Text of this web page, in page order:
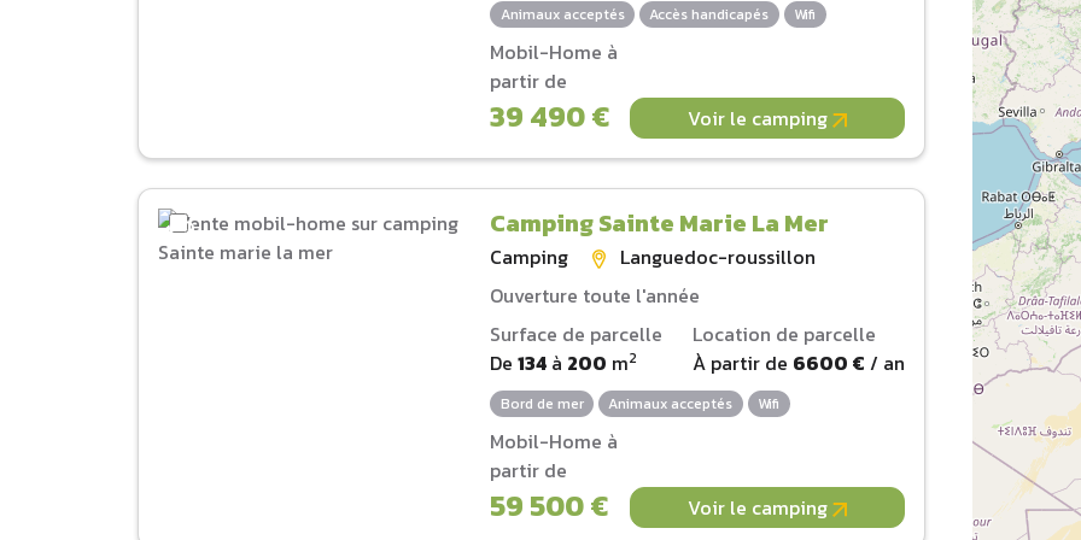
Animaux acceptés Accès handicapés Wifi
Mobil-Home à
partir de
39 490 € Voir le camping
Camping Sainte Marie La Mer
Camping
Languedoc-roussillon
Ouverture toute l'année
Surface de parcelle
De134 à 200 m2
Location de parcelle
À partir de 6600 € / an
Bord de mer Animaux acceptés Wifi
Mobil-Home à
partir de
59 500 € Voir le camping